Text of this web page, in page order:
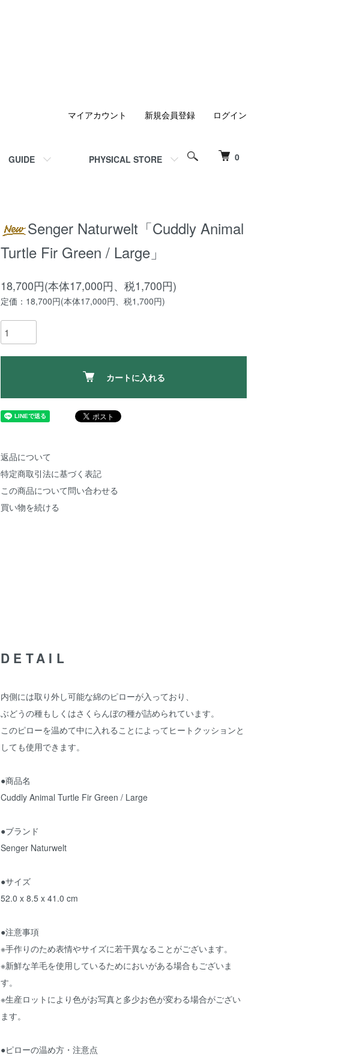
0
GUIDE PHYSICAL STORE
マイアカウント 新規会員登録 ログイン
Senger Naturwelt「Cuddly Animal
Turtle Fir Green / Large」
18,700円(本体17,000円、税1,700円)
定価：18,700円(本体17,000円、税1,700円)
カートに入れる
返品について
特定商取引法に基づく表記
この商品について問い合わせる
買い物を続ける
DETAIL
内側には取り外し可能な綿のピローが入っており、
ぶどうの種もしくはさくらんぼの種が詰められています。
このピローを温めて中に入れることによってヒートクッションと
しても使用できます。
●商品名
Cuddly Animal Turtle Fir Green / Large
●ブランド
Senger Naturwelt
●サイズ
52.0 x 8.5 x 41.0 cm
●注意事項
※手作りのため表情やサイズに若干異なることがございます。
※新鮮な羊毛を使用しているためにおいがある場合もございま
す。
※生産ロットにより色がお写真と多少お色が変わる場合がござい
ます。
●ピローの温め方・注意点